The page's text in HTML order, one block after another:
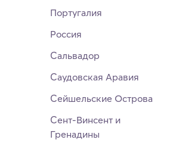
Португалия
Россия
Сальвадор
Саудовская Аравия
Сейшельские Острова
Сент-Винсент и
Гренадины